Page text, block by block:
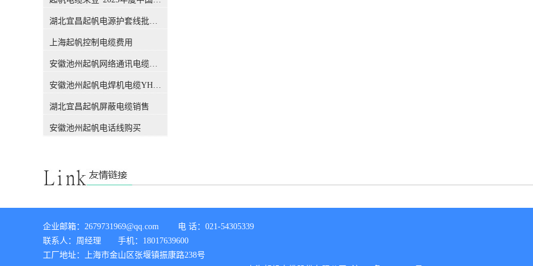
这个概念，我们能知道，这个
线电缆#的规格，仅仅是规格
和文件上的表示。 电缆导体的
【实际】截面积实际截面积：
它指的是导体的实际截面积，
也就是大家用千分尺测量出的
者来讲，某标称截面的导体截
要求，即直流电阻是否满足标
准要求。当今随着导体材料生
已经得到普遍应用，铜导体材
料电阻率足以保证用小于标称
直径铜丝能满足对应规格直流
电阻的要求。 综上所述：目前
吗？前不久，权威机构CQC出
具的一份报告，引发了行业的
扰很多人的问题，有了这份报
这个给客户解释了。CQC是什
（CQC）是经*机构编制批
准，由国家质量监督检验检疫
总局设立，委托国家认监委管
理的**认证机构。CQC是中国
经验，各项业务均成果卓著，
认证客户数量居全国认证机构
过简单的介绍，我们相信CQC
的。下面进入主题，看看这份
报告都解释了哪些内容。 电缆
导体的【标称】截面积标称截
湖北宜昌起帆电源护套线批发价格
上海起帆控制电缆费用
安徽池州起帆网络通讯电缆销售
安徽池州起帆电焊机电缆YH生产厂家
湖北宜昌起帆屏蔽电缆销售
安徽池州起帆电话线购买
企业邮箱：2679731969@qq.com        电 话：021-54305339
联系人：周经理       手机：18017639600
工厂地址：上海市金山区张堰镇振康路238号